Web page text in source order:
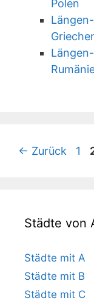
Polen
← Zurück 1
Städte von
Städte mit A
Städte mit B
Städte mit C